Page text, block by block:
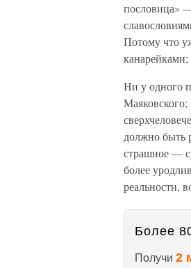
пословица»
Потому что
Ни у одного
должно быть
страшное —
более
реальности,
Более
Получи 2